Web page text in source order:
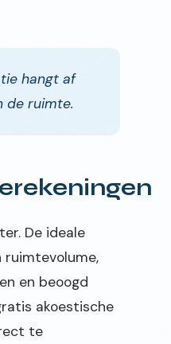
hangt af
de ruimte.
De ideale
ruimtevolume,
en beoogd
akoestische
te